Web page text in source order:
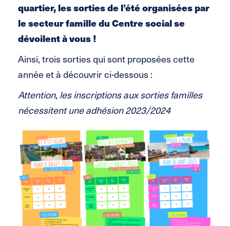
quartier, les sorties de l’été organisées par
le secteur famille du Centre social se
dévoilent à vous !
Ainsi, trois sorties qui sont proposées cette
année et à découvrir ci-dessous :
Attention, les inscriptions aux sorties familles
nécessitent une adhésion 2023/2024